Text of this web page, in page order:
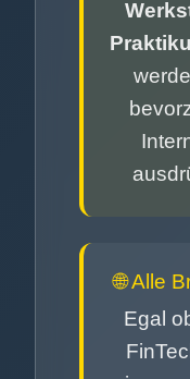
🌐 Alle
Egal